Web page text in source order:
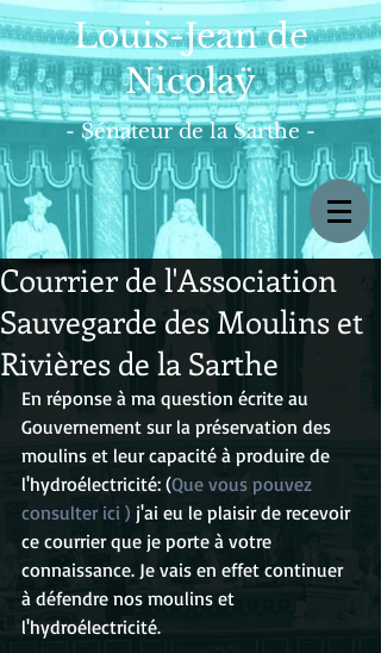
Louis-Jean de
Nicolaÿ
- Sénateur de la Sarthe -
Courrier de l'Association
Sauvegarde des Moulins et
Rivières de la Sarthe
En réponse à ma question écrite au
Gouvernement sur la préservation des
moulins et leur capacité à produire de
l'hydroélectricité: (Que vous pouvez
consulter ici ) j'ai eu le plaisir de recevoir
ce courrier que je porte à votre
connaissance. Je vais en effet continuer
à défendre nos moulins et
l'hydroélectricité.